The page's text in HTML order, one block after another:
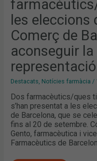
les eleccions
Comerç de
aconseguir
Destacats Notícies farmàcia /
Dos farmacèutics/ques
s’han presentat a les
de Barcelona, que se
fins al 20 de setembre.
Gento, farmacèutica i
Farmacèutics de